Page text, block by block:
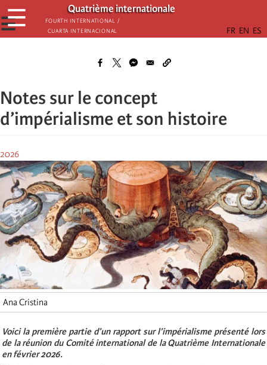
Skip
to
main
Quatrième internationale
Fourth International /
Cuarta Internacional
☰
☰
Notes sur le concept
d’impérialisme et son histoire
2026
Ana Cristina
Voici la première partie d’un rapport sur l’impérialisme présenté lors
de la réunion du Comité international de la Quatrième Internationale
en février 2026.